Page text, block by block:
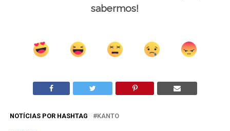
sabermos!
NOTÍCIAS POR HASHTAG KANTO